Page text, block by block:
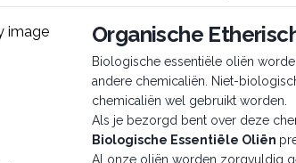
Organische
Biologische essentiële oliën
andere chemicaliën. Niet-
chemicaliën wel gebruikt worden.
Als je bezorgd bent over deze
Biologische Essentiële Oliën
Al onze oliën worden zorgvuldig